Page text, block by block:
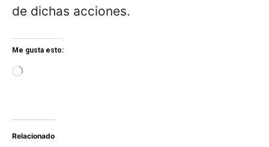
de dichas acciones.
Me gusta esto:
L
g
Relacionado